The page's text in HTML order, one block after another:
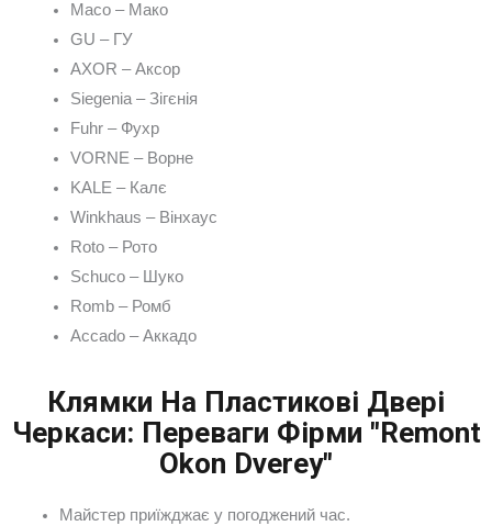
Maco – Мако
GU – ГУ
AXOR – Аксор
Siegenia – Зігєнія
Fuhr – Фухр
VORNE – Ворне
KALE – Калє
Winkhaus – Вінхаус
Roto – Рото
Schuco – Шуко
Romb – Ромб
Accado – Аккадо
Клямки На Пластикові Двері
Черкаси: Переваги Фірми "Remont
Okon Dverey"
Майстер приїжджає у погоджений час.